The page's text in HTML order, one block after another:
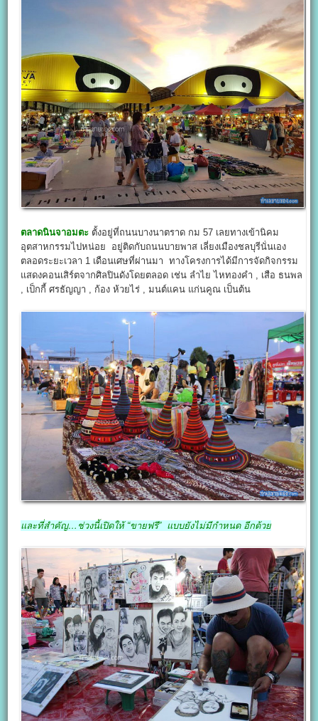
ตลาดนินจาอมตะ ตั้งอยู่ที่ถนนบางนาตราด กม 57 เลยทางเข้านิคม
อุตสาหกรรมไปหน่อย อยู่ติดกับถนนบายพาส เลี่ยงเมืองชลบุรีนั่นเอง
ตลอดระยะเวลา 1 เดือนเศษที่ผ่านมา ทางโครงการได้มีการจัดกิจกรรม
แสดงคอนเสิร์ตจากศิลปินดังโดยตลอด เช่น ลำไย ไหทองคำ , เสือ ธนพล
, เป็กกี้ ศรธัญญา , ก้อง ห้วยไร่ , มนต์แคน แก่นคูณ เป็นต้น
และที่สำคัญ…ช่วงนี้เปิดให้ “ขายฟรี” แบบยังไม่มีกำหนด อีกด้วย